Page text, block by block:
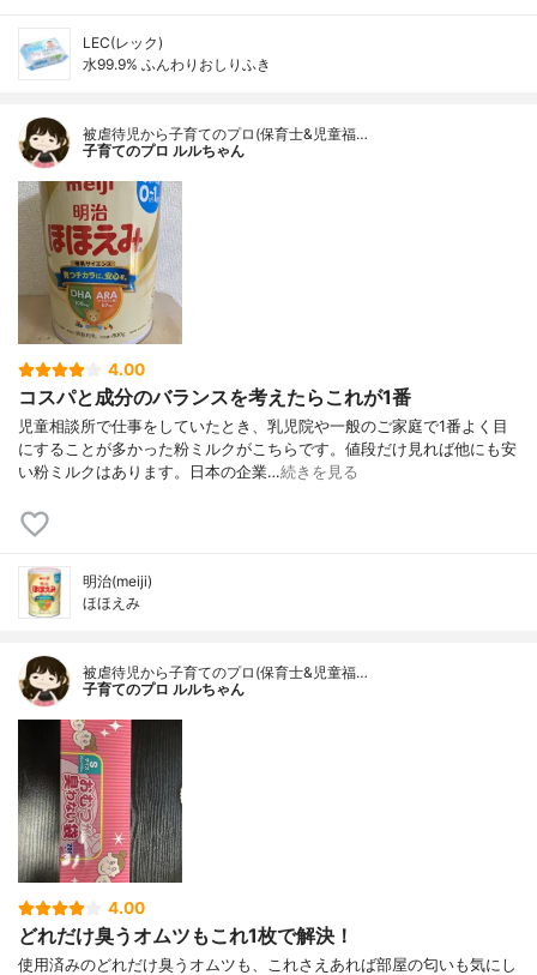
LEC(レック)
水99.9% ふんわりおしりふき
被虐待児から子育てのプロ(保育士&児童福…
子育てのプロ ルルちゃん
4.00
コスパと成分のバランスを考えたらこれが1番
児童相談所で仕事をしていたとき、乳児院や一般のご家庭で1番よく目
にすることが多かった粉ミルクがこちらです。値段だけ見れば他にも安
い粉ミルクはあります。日本の企業…続きを見る
明治(meiji)
ほほえみ
被虐待児から子育てのプロ(保育士&児童福…
子育てのプロ ルルちゃん
4.00
どれだけ臭うオムツもこれ1枚で解決！
使用済みのどれだけ臭うオムツも、これさえあれば部屋の匂いも気にし